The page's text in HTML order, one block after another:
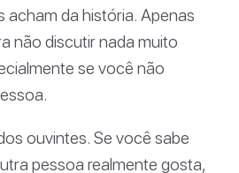
acham da história. Apenas
não discutir nada muito
se você não
ouvintes. Se você sabe
pessoa realmente gosta,